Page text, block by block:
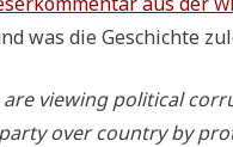
was die Geschich­te
vie­w­ing poli­ti­cal
over coun­try by